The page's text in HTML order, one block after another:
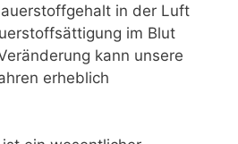
in der Luft
im Blut
kann unsere
erheblich